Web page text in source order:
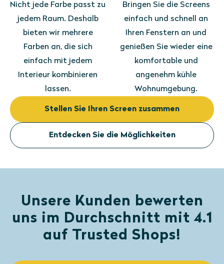
Nicht jede Farbe passt zu
jedem Raum. Deshalb
bieten wir mehrere
Farben an, die sich
einfach mit jedem
Interieur kombinieren
lassen.
Bringen Sie die Screens
einfach und schnell an
Ihren Fenstern an und
genießen Sie wieder eine
komfortable und
angenehm kühle
Wohnumgebung.
Stellen Sie Ihren Screen zusammen
Entdecken Sie die Möglichkeiten
Unsere Kunden bewerten
uns im Durchschnitt mit 4.1
auf Trusted Shops!